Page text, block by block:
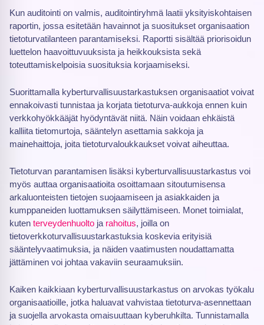
Kun auditointi on valmis, auditointiryhmä laatii yksityiskohtaisen
raportin, jossa esitetään havainnot ja suositukset organisaation
tietoturvatilanteen parantamiseksi. Raportti sisältää priorisoidun
luettelon haavoittuvuuksista ja heikkouksista sekä
toteuttamiskelpoisia suosituksia korjaamiseksi.
Suorittamalla kyberturvallisuustarkastuksen organisaatiot voivat
ennakoivasti tunnistaa ja korjata tietoturva-aukkoja ennen kuin
verkkohyökkääjät hyödyntävät niitä. Näin voidaan ehkäistä
kalliita tietomurtoja, sääntelyn asettamia sakkoja ja
mainehaittoja, joita tietoturvaloukkaukset voivat aiheuttaa.
Tietoturvan parantamisen lisäksi kyberturvallisuustarkastus voi
myös auttaa organisaatioita osoittamaan sitoutumisensa
arkaluonteisten tietojen suojaamiseen ja asiakkaiden ja
kumppaneiden luottamuksen säilyttämiseen. Monet toimialat,
kuten terveydenhuolto ja rahoitus, joilla on
tietoverkkoturvallisuustarkastuksia koskevia erityisiä
sääntelyvaatimuksia, ja näiden vaatimusten noudattamatta
jättäminen voi johtaa vakaviin seuraamuksiin.
Kaiken kaikkiaan kyberturvallisuustarkastus on arvokas työkalu
organisaatioille, jotka haluavat vahvistaa tietoturva-asennettaan
ja suojella arvokasta omaisuuttaan kyberuhkilta. Tunnistamalla